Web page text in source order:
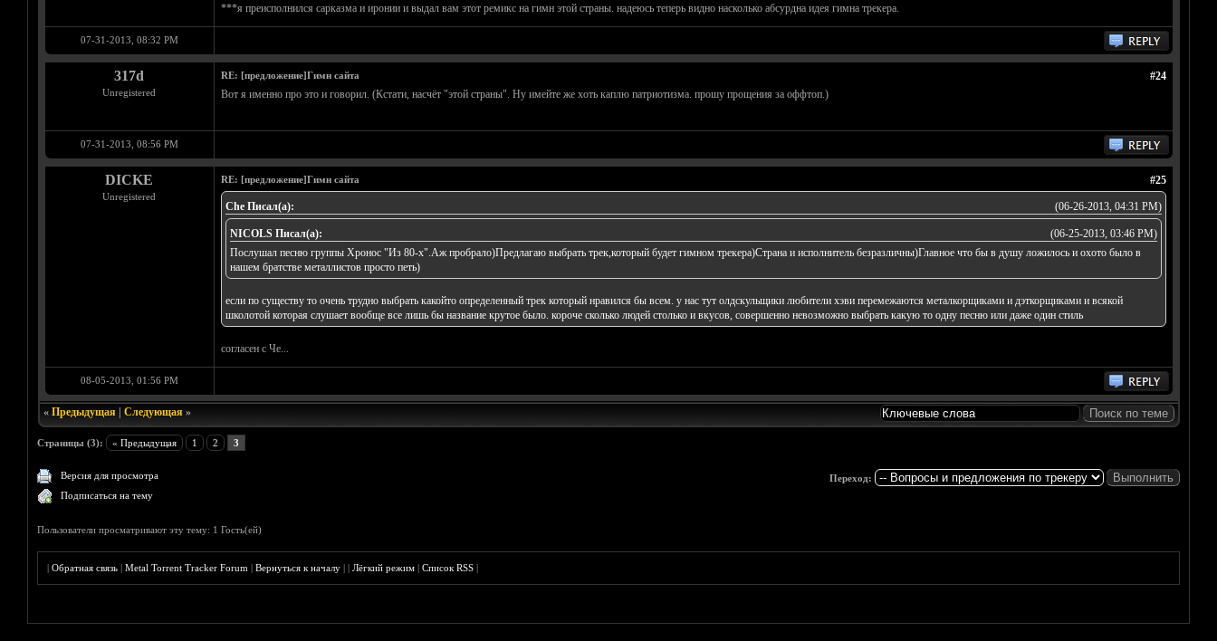
***я преисполнился сарказма и иронии и выдал вам этот ремикс на гимн этой страны. надеюсь теперь видно насколько абсурдна идея гимна трекера.
07-31-2013, 08:32 PM
317d
Unregistered
#24
RE: [предложение]Гимн сайта
Вот я именно про это и говорил. (Кстати, насчёт "этой страны". Ну имейте же хоть каплю патриотизма. прошу прощения за оффтоп.)
07-31-2013, 08:56 PM
DICKE
Unregistered
#25
RE: [предложение]Гимн сайта
(06-26-2013, 04:31 PM)
Che Писал(а):
(06-25-2013, 03:46 PM)
NICOLS Писал(а):
Послушал песню группы Хронос "Из 80-х".Аж пробрало)Предлагаю выбрать трек,который будет гимном трекера)Страна и исполнитель безразличны)Главное что бы в душу ложилось и охото было в
нашем братстве металлистов просто петь)
если по существу то очень трудно выбрать какойто определенный трек который нравился бы всем. у нас тут олдскульщики любители хэви перемежаются металкорщиками и дэткорщиками и всякой
школотой которая слушает вообще все лишь бы название крутое было. короче сколько людей столько и вкусов, совершенно невозможно выбрать какую то одну песню или даже один стиль
согласен с Че...
08-05-2013, 01:56 PM
« Предыдущая| Следующая»
Страницы (3): « Предыдущая 1 2 3
Версия для просмотра
Подписаться на тему
Переход:
Пользователи просматривают эту тему: 1 Гость(ей)
|Обратная связь |Metal Torrent Tracker Forum |Вернуться к началу ||Лёгкий режим |Список RSS |